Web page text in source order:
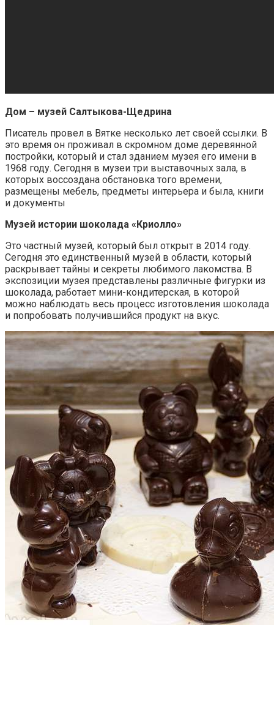
Дом – музей Салтыкова-Щедрина
Писатель провел в Вятке несколько лет своей ссылки. В
это время он проживал в скромном доме деревянной
постройки, который и стал зданием музея его имени в
1968 году. Сегодня в музеи три выставочных зала, в
которых воссоздана обстановка того времени,
размещены мебель, предметы интерьера и была, книги
и документы
Музей истории шоколада «Криолло»
Это частный музей, который был открыт в 2014 году.
Сегодня это единственный музей в области, который
раскрывает тайны и секреты любимого лакомства. В
экспозиции музея представлены различные фигурки из
шоколада, работает мини-кондитерская, в которой
можно наблюдать весь процесс изготовления шоколада
и попробовать получившийся продукт на вкус.